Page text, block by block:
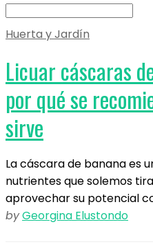
Search
Huerta y Jardín
Licuar cáscaras
por qué se
sirve
La cáscara de banana es
nutrientes que solemos
aprovechar su potencial
byGeorgina Elustondo